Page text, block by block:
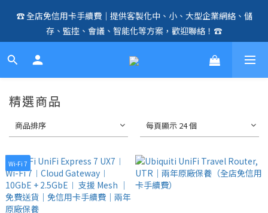
🛍️  全店免信用卡手續費、購物滿 HK$1000，即享免運優惠！
（SSD、HDD、UPS 除外）🛍️
☎️ 全店免信用卡手續費｜提供客製化中、小、大型企業網絡、儲
存、監控、會議、智能化等方案，歡迎聯絡！☎️
🛍️  全店免信用卡手續費、購物滿 HK$1000，即享免運優惠！
精選商品
商品排序 每頁顯示 24 個
Wi-Fi 7